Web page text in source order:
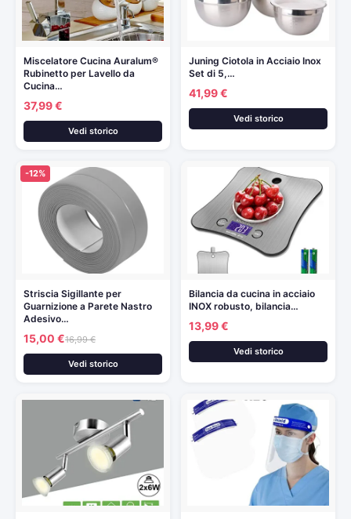
Miscelatore Cucina Auralum®
Rubinetto per Lavello da
Cucina…
37,99 €
Vedi storico
Juning Ciotola in Acciaio Inox
Set di 5,…
41,99 €
Vedi storico
-12%
Striscia Sigillante per
Guarnizione a Parete Nastro
Adesivo…
15,00 €16,99 €
Vedi storico
Bilancia da cucina in acciaio
INOX robusto, bilancia…
13,99 €
Vedi storico